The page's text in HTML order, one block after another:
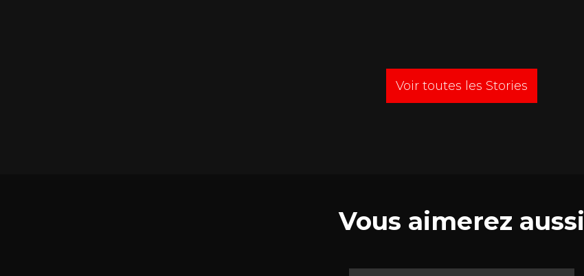
Voir toutes les Stories
Vous aimerez aussi